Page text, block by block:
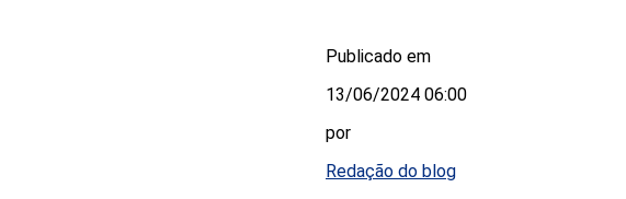
Publicado em
13/06/2024 06:00
por
Redação do blog